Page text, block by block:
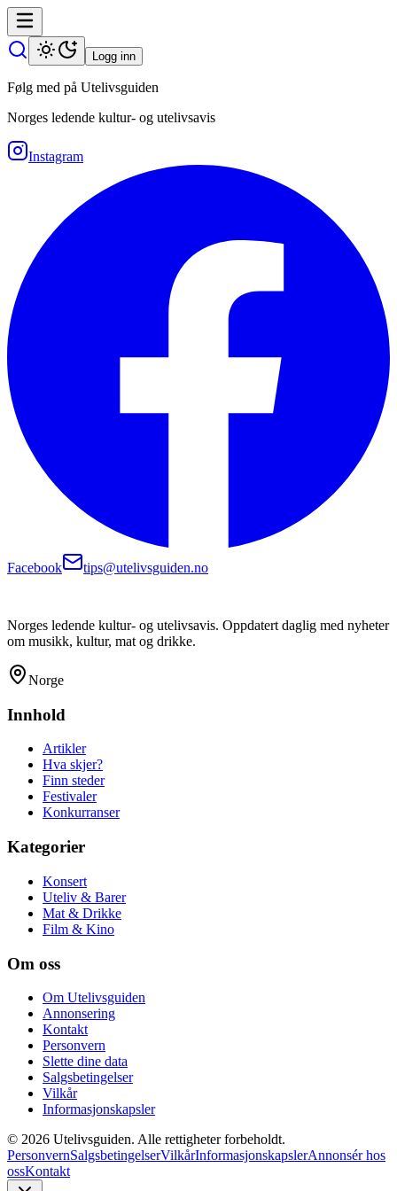
Logg inn
Følg med på Utelivsguiden
Norges ledende kultur- og utelivsavis
Instagram
Facebook tips@utelivsguiden.no
Norges ledende kultur- og utelivsavis. Oppdatert daglig med nyheter
om musikk, kultur, mat og drikke.
Norge
Innhold
Artikler
Hva skjer?
Finn steder
Festivaler
Konkurranser
Kategorier
Konsert
Uteliv & Barer
Mat & Drikke
Film & Kino
Om oss
Om Utelivsguiden
Annonsering
Kontakt
Personvern
Slette dine data
Salgsbetingelser
Vilkår
Informasjonskapsler
© 2026 Utelivsguiden. Alle rettigheter forbeholdt.
PersonvernSalgsbetingelserVilkårInformasjonskapslerAnnonsér hos
ossKontakt